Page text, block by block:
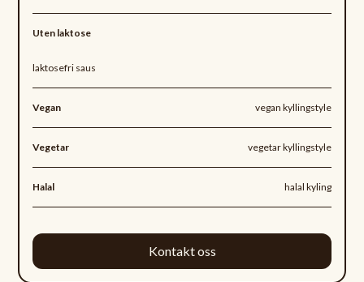
Uten laktose
laktosefri saus
Vegan vegan kyllingstyle
Vegetar vegetar kyllingstyle
Halal halal kyling
Kontakt oss